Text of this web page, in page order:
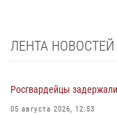
ЛЕНТА НОВОСТЕЙ
Росгвардейцы
05 августа 2026, 12:53